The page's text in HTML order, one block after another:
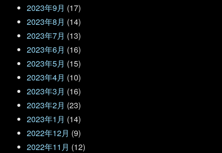
2023年9月 (17)
2023年8月 (14)
2023年7月 (13)
2023年6月 (16)
2023年5月 (15)
2023年4月 (10)
2023年3月 (16)
2023年2月 (23)
2023年1月 (14)
2022年12月 (9)
2022年11月 (12)